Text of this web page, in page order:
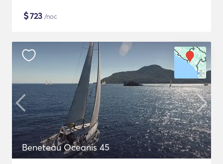
$723 /noc
Beneteau Oceanis 45